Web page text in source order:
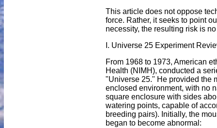
This article does not oppose
force. Rather, it seeks to point
necessity, the resulting risk is
I. Universe 25 Experiment
From 1968 to 1973, American
Health (NIMH), conducted a
"Universe 25." He provided the
enclosed environment, with no
square enclosure with sides
watering points, capable of
breeding pairs). Initially, the
began to become abnormal: